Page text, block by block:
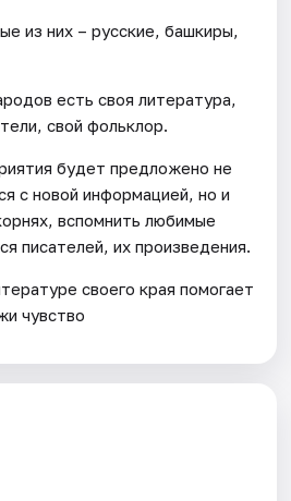
из них – русские, башкиры,
есть своя литература,
свой фольклор.
будет предложено не
с новой информацией, но и
вспомнить любимые
писателей, их произведения.
своего края помогает
чувство